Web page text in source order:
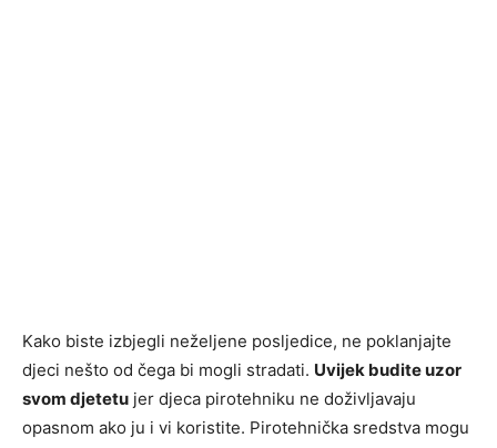
Kako biste izbjegli neželjene posljedice, ne poklanjajte
djeci nešto od čega bi mogli stradati. Uvijek budite uzor
svom djetetu jer djeca pirotehniku ne doživljavaju
opasnom ako ju i vi koristite. Pirotehnička sredstva mogu